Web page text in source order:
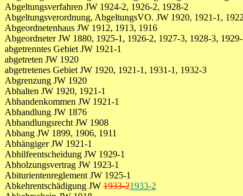
Abgeltungsverfahren JW 1924-2, 1926-2, 1928-2
Abgeltungsverordnung, AbgeltungsVO. JW 1920, 1921-1,
Abgeordnetenhaus JW 1912, 1913, 1916
Abgeordneter JW 1880, 1925-1, 1926-2, 1927-3, 1928-3,
abgetrenntes Gebiet JW 1921-1
abgetreten JW 1920
abgetretenes Gebiet JW 1920, 1921-1, 1931-1, 1932-3
Abgrenzung JW 1920
Abhalten JW 1920, 1921-1
Abhandenkommen JW 1921-1
Abhandlung JW 1876
Abhandlungsrecht JW 1908
Abhang JW 1899, 1906, 1911
Abhängiger JW 1921-1
Abhilfeentscheidung JW 1929-1
Abholzungsvertrag JW 1923-1
Abiturientenreglement JW 1925-1
Abkehrentschädigung JW 1933-21933-2